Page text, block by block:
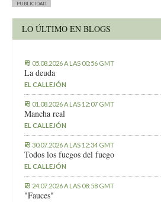
PUBLICIDAD
LO ÚLTIMO EN BLOGS
05.08.2026 A LAS 00:56 GMT
La deuda
EL CALLEJÓN
01.08.2026 A LAS 12:07 GMT
Mancha real
EL CALLEJÓN
30.07.2026 A LAS 12:34 GMT
Todos los fuegos del fuego
EL CALLEJÓN
24.07.2026 A LAS 08:58 GMT
"Fauces"